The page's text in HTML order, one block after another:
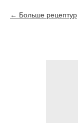
Больше рецептур